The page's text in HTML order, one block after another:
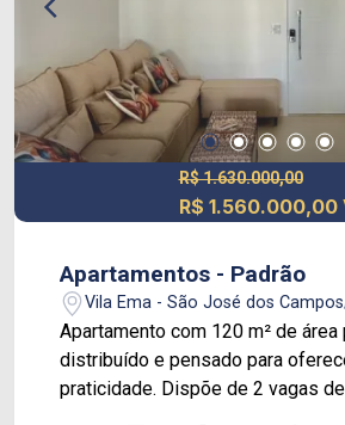
R$ 1.630.000,00
R$ 1.560.000,00
Apartamentos - Padrão
Vila Ema - São José dos
Apartamento com 120 m² de
distribuído e pensado para
praticidade. Dispõe de 2 vagas